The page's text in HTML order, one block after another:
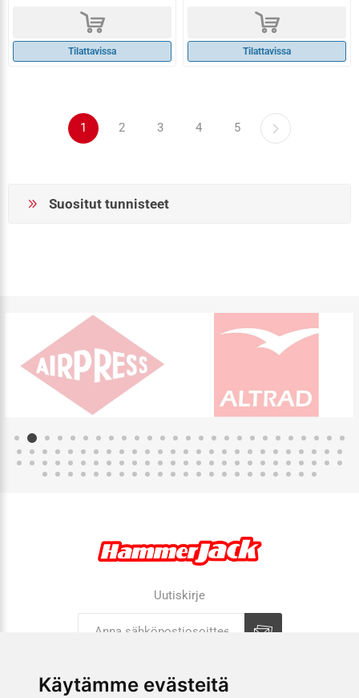
Käytämme evästeitä
d
Tilattavissa
d
Tilattavissa
1 2 3 4 5
Suositut tunnisteet
Uutiskirje